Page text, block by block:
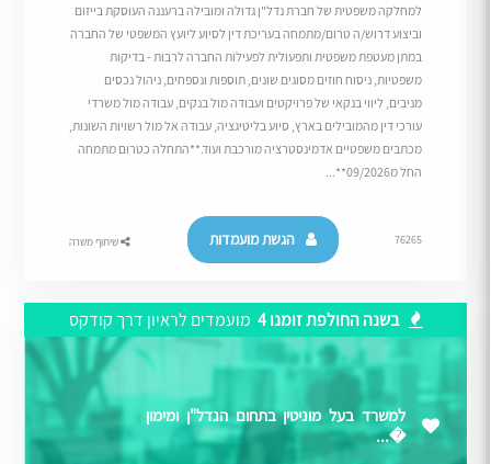
למחלקה משפטית של חברת נדל"ן גדולה ומובילה ברעננה העוסקת בייזום
וביצוע דרוש/ה טרום/מתמחה בעריכת דין לסיוע ליועץ המשפטי של החברה
במתן מעטפת משפטית ותפעולית לפעילות החברה לרבות - בדיקות
משפטיות, ניסוח חוזים מסוגים שונים, תוספות ונספחים, ניהול נכסים
מניבים, ליווי בנקאי של פרויקטים ועבודה מול בנקים, עבודה מול משרדי
עורכי דין מהמובילים בארץ, סיוע בליטיגציה, עבודה אל מול רשויות השונות,
מכתבים משפטיים אדמינסטרציה מורכבת ועוד.**התחלה כטרום מתמחה
החל מ09/2026**...
76265 הגשת מועמדות שיתוף משרה
בשנה החולפת זומנו 4 מועמדים לראיון דרך קודקס
למשרד בעל מוניטין בתחום הנדל"ן ומימון
�...